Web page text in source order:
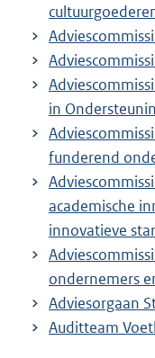
in
funderend
academische
innovatieve
ondernemers
Adviesorgaan
Auditteam